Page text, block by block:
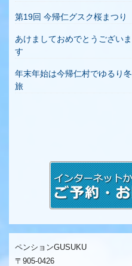
第19回 今帰仁グスク桜まつり
あけましておめでとうございま
す
年末年始は今帰仁村でゆるり冬
旅
ペンションGUSUKU
〒905-0426